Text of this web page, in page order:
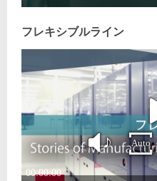
フレキシブルライン